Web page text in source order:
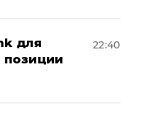
для
позиции
22:40